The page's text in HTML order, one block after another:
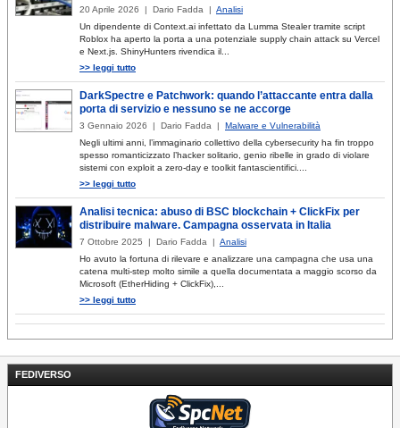
FEDIVERSO
20 Aprile 2026 | Dario Fadda | Analisi
Un dipendente di Context.ai infettato da Lumma Stealer tramite script
Roblox ha aperto la porta a una potenziale supply chain attack su Vercel
e Next.js. ShinyHunters rivendica il...
>> leggi tutto
DarkSpectre e Patchwork: quando l’attaccante entra dalla
porta di servizio e nessuno se ne accorge
3 Gennaio 2026 | Dario Fadda | Malware e Vulnerabilità
Negli ultimi anni, l’immaginario collettivo della cybersecurity ha fin troppo
spesso romanticizzato l’hacker solitario, genio ribelle in grado di violare
sistemi con exploit a zero-day e toolkit fantascientifici....
>> leggi tutto
Analisi tecnica: abuso di BSC blockchain + ClickFix per
distribuire malware. Campagna osservata in Italia
7 Ottobre 2025 | Dario Fadda | Analisi
Ho avuto la fortuna di rilevare e analizzare una campagna che usa una
catena multi-step molto simile a quella documentata a maggio scorso da
Microsoft (EtherHiding + ClickFix),...
>> leggi tutto